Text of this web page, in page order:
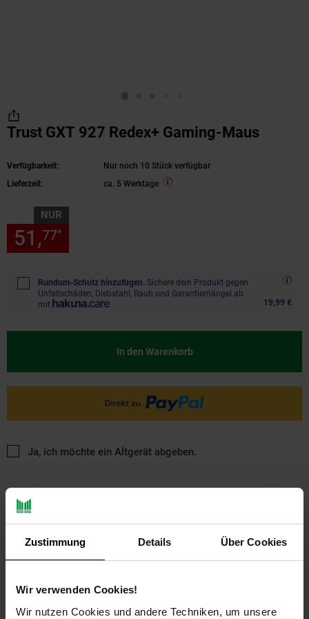
Zustimmung Details Über Cookies
Wir verwenden Cookies!
Wir nutzen Cookies und andere Techniken, um unsere
Trust GXT 927 Redex+ Gaming-Maus
Verfügbarkeit:
Nur noch 10 Stück verfügbar
Lieferzeit:
ca. 5 Werktage
NUR
51,77*
Rundum-Schutz hinzufügen. Sichere dein Produkt gegen
Unfallschäden, Diebstahl, Raub und Garantiemängel ab
mit
19,99 €
In den Warenkorb
Ja, ich möchte ein Altgerät abgeben.